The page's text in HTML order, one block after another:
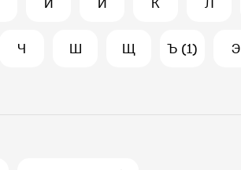
И Й К Л
Ч Ш Щ Ъ (1) Э